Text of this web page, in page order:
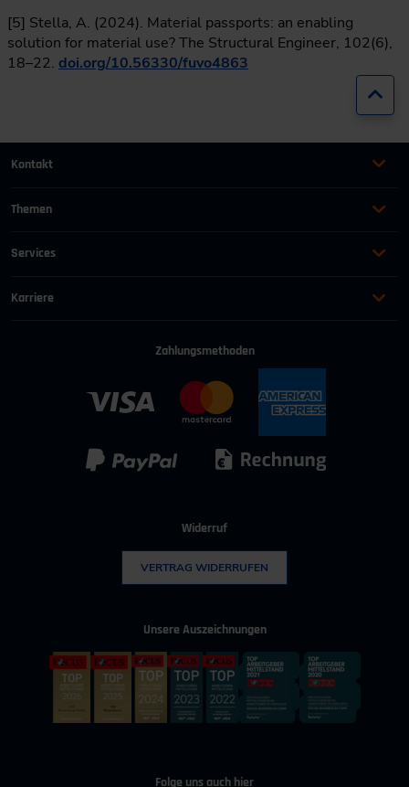
[5] Stella, A. (2024). Material passports: an enabling
solution for material use? The Structural Engineer, 102(6),
18–22. doi.org/10.56330/fuvo4863
Kontakt
+49 (0)2116214-201
+49 (0)2116214-154
wissensforum
Themen
Bauen und Gebäude
IT & Digitalisierung
Prozessindustrie
Technischer Vertrieb
Services
Karriere
Zahlungsmethoden
Widerruf
VERTRAG WIDERRUFEN
Unsere Auszeichnungen
Folge uns auch hier